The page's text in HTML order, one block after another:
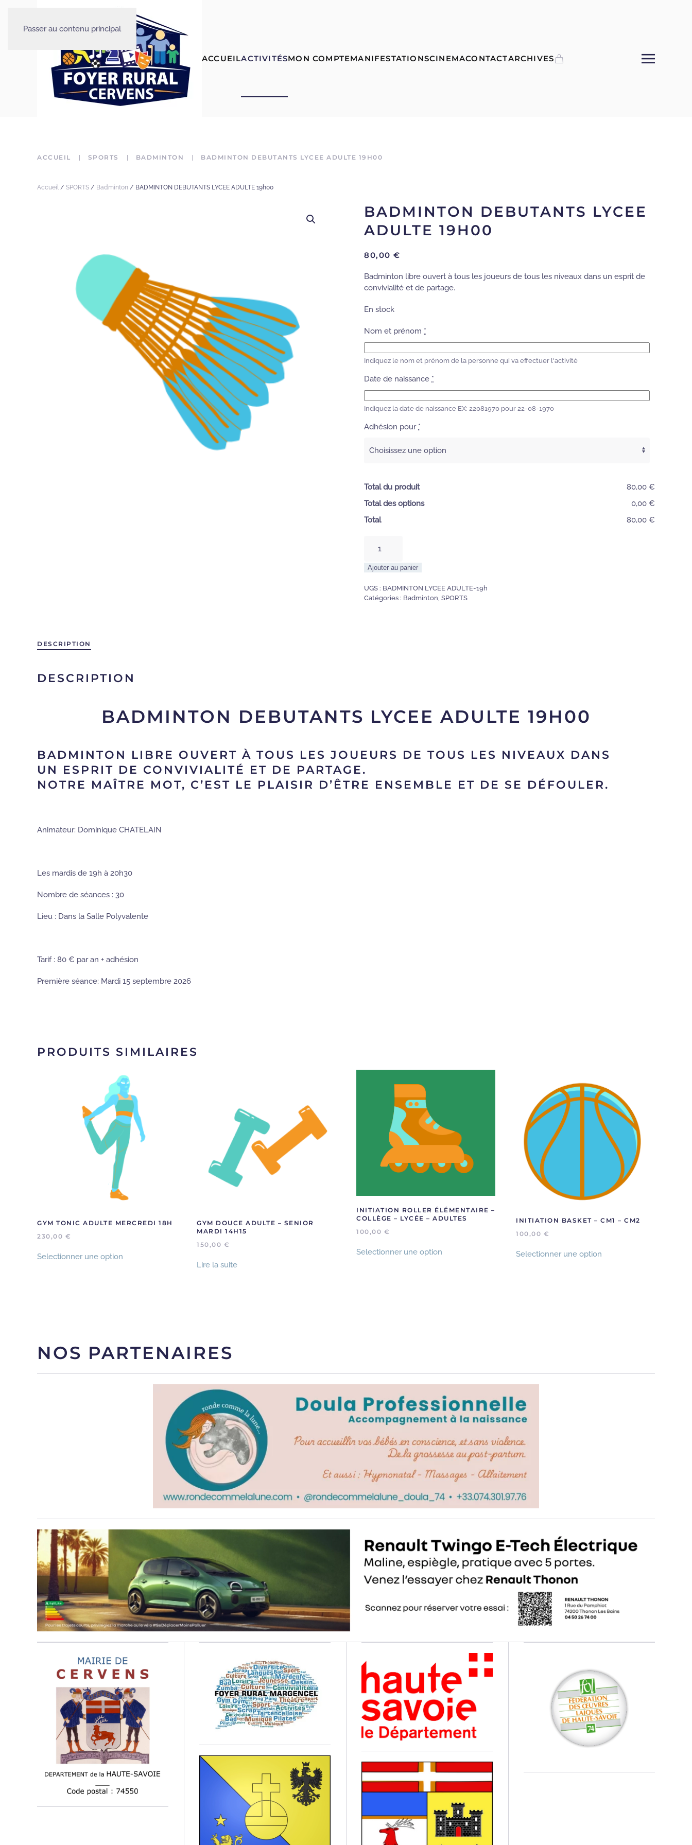
Passer au contenu principal
ACCUEILACTIVITÉSMON COMPTEMANIFESTATIONSCINEMACONTACTARCHIVES
ACCUEIL SPORTS BADMINTON BADMINTON DEBUTANTS LYCEE ADULTE 19H00
Accueil/ SPORTS / Badminton / BADMINTON DEBUTANTS LYCEE ADULTE 19h00
BADMINTON DEBUTANTS LYCEE
ADULTE 19H00
80,00 €
Badminton libre ouvert à tous les joueurs de tous les niveaux dans un esprit de
convivialité et de partage.
En stock
Nom et prénom *
Indiquez le nom et prénom de la personne qui va effectuer l'activité
Date de naissance *
Indiquez la date de naissance EX: 22081970 pour 22-08-1970
Adhésion pour *
Total du produit
80,00 €
Total des options
0,00 €
Total
80,00 €
BADMINTON
LYCEE
ADULTE
Ajouter au panier
UGS : BADMINTON LYCEE ADULTE-19h
Catégories : Badminton, SPORTS
DESCRIPTION
DESCRIPTION
BADMINTON DEBUTANTS LYCEE ADULTE 19H00
BADMINTON LIBRE OUVERT À TOUS LES JOUEURS DE TOUS LES NIVEAUX DANS
UN ESPRIT DE CONVIVIALITÉ ET DE PARTAGE.
NOTRE MAÎTRE MOT, C’EST LE PLAISIR D’ÊTRE ENSEMBLE ET DE SE DÉFOULER.
Animateur: Dominique CHATELAIN
Les mardis de 19h à 20h30
Nombre de séances : 30
Lieu : Dans la Salle Polyvalente
Tarif : 80 € par an + adhésion
Première séance: Mardi 15 septembre 2026
PRODUITS SIMILAIRES
GYM TONIC ADULTE MERCREDI 18H
230,00 €
Selectionner une option
GYM DOUCE ADULTE – SENIOR
MARDI 14H15
150,00 €
Lire la suite
INITIATION ROLLER ÉLÉMENTAIRE –
COLLÈGE – LYCÉE – ADULTES
100,00 €
Selectionner une option
INITIATION BASKET – CM1 – CM2
100,00 €
Selectionner une option
NOS PARTENAIRES